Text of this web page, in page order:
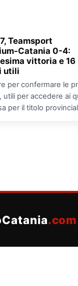
Teamsport
Catania 0-4:
vittoria e 16
utili
per confermare le
utili per accedere ai
per il titolo
.com